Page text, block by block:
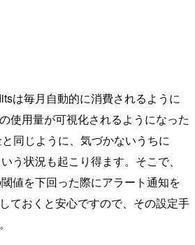
は毎月自動的に消費されるように
使用量が可視化されるようになった
同じように、気づかないうちに
う状況も起こり得ます。そこで、
値を下回った際にアラート通知を
ておくと安心ですので、その設定手